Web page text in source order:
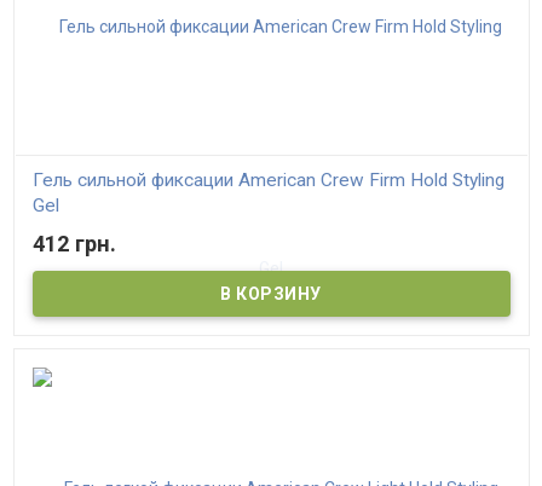
Гель сильной фиксации American Crew Firm Hold Styling
Gel
412 грн.